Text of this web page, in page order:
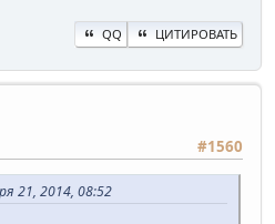
QQ ЦИТИРОВАТЬ
#1560
21, 2014, 08:52